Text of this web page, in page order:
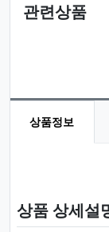
관련상품
상품정보
상품 상세설